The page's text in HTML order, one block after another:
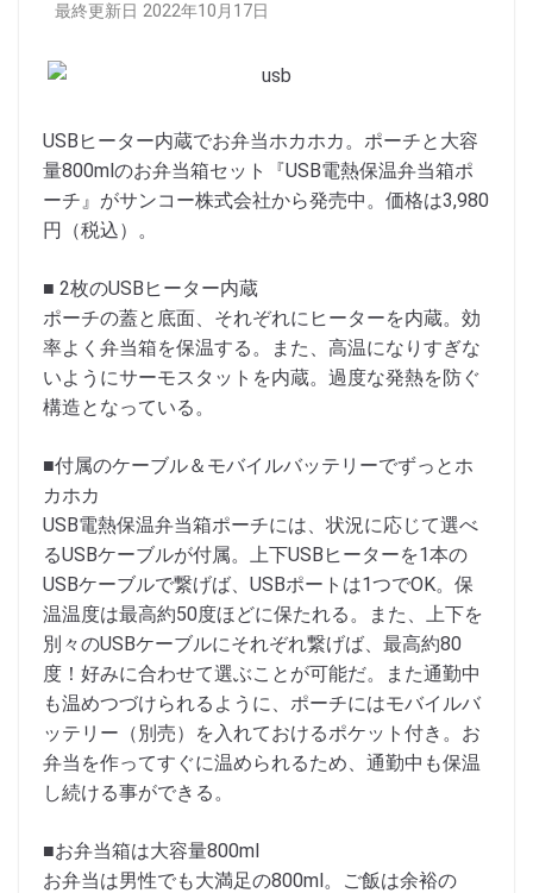
最終更新日 2022年10月17日
USBヒーター内蔵でお弁当ホカホカ。ポーチと大容
量800mlのお弁当箱セット『USB電熱保温弁当箱ポ
ーチ』がサンコー株式会社から発売中。価格は3,980
円（税込）。
■ 2枚のUSBヒーター内蔵
ポーチの蓋と底面、それぞれにヒーターを内蔵。効
率よく弁当箱を保温する。また、高温になりすぎな
いようにサーモスタットを内蔵。過度な発熱を防ぐ
構造となっている。
■付属のケーブル＆モバイルバッテリーでずっとホ
カホカ
USB電熱保温弁当箱ポーチには、状況に応じて選べ
るUSBケーブルが付属。上下USBヒーターを1本の
USBケーブルで繋げば、USBポートは1つでOK。保
温温度は最高約50度ほどに保たれる。また、上下を
別々のUSBケーブルにそれぞれ繋げば、最高約80
度！好みに合わせて選ぶことが可能だ。また通勤中
も温めつづけられるように、ポーチにはモバイルバ
ッテリー（別売）を入れておけるポケット付き。お
弁当を作ってすぐに温められるため、通勤中も保温
し続ける事ができる。
■お弁当箱は大容量800ml
お弁当は男性でも大満足の800ml。ご飯は余裕の